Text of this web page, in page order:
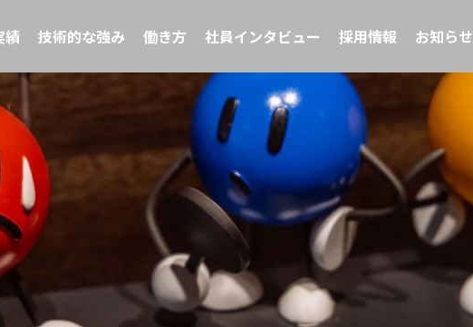
績 技術的な強み 働き方 社員インタビュー 採用情報 お知らせ